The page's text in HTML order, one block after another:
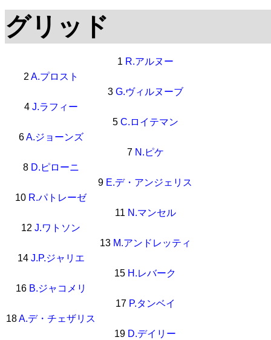
グリッド
1 R.アルヌー
2 A.プロスト
3 G.ヴィルヌーブ
4 J.ラフィー
5 C.ロイテマン
6A.ジョーンズ
7 N.ピケ
8 D.ピローニ
9 E.デ・アンジェリス
10 R.パトレーゼ
11 N.マンセル
12 J.ワトソン
13 M.アンドレッティ
14 J.P.ジャリエ
15 H.レバーク
16 B.ジャコメリ
17 P.タンベイ
18A.デ・チェザリス
19 D.デイリー